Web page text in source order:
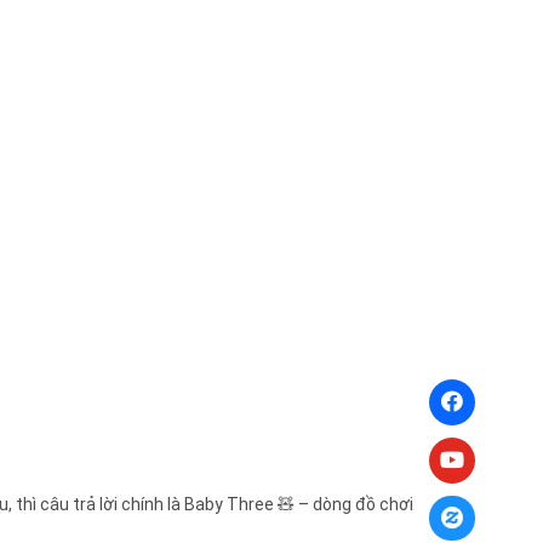
thì câu trả lời chính là Baby Three 🧸 – dòng đồ chơi